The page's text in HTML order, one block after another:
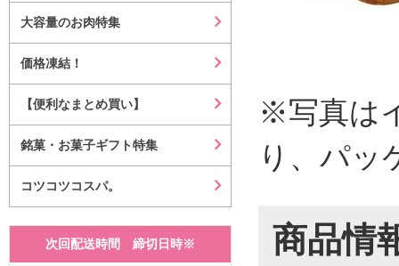
大容量のお肉特集
価格凍結！
【便利なまとめ買い】
銘菓・お菓子ギフト特集
コツコツコスパ。
次回配送時間 締切日時※
※写真は
り、パッ
商品情